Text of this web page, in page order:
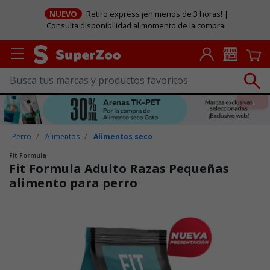
NUEVO
Retiro express ¡en menos de 3 horas! |
Consulta disponibilidad al momento de la compra
Perro Alimentos Alimentos seco
Fit Formula
Fit Formula Adulto Razas Pequeñas
alimento para perro